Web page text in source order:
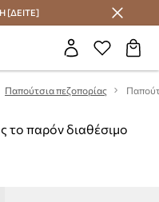
Club
[ΔΕΙΤΕ]
Παπούτσια πεζοπορίας
το παρόν διαθέσιμο